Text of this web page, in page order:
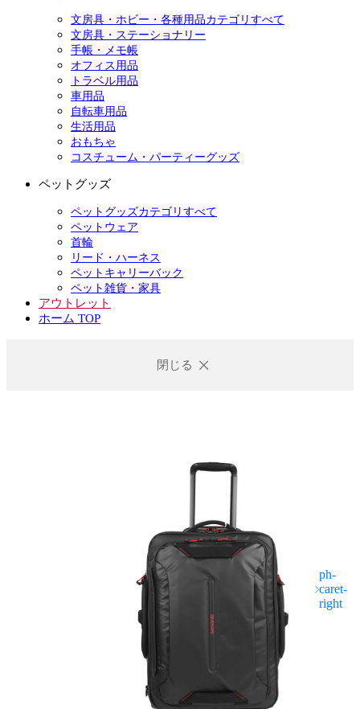
文房具・ホビー・各種用品カテゴリすべて
文房具・ステーショナリー
手帳・メモ帳
オフィス用品
トラベル用品
車用品
自転車用品
生活用品
おもちゃ
コスチューム・パーティーグッズ
ペットグッズ
ペットグッズカテゴリすべて
ペットウェア
首輪
リード・ハーネス
ペットキャリーバック
ペット雑貨・家具
アウトレット
ホーム TOP
閉じる